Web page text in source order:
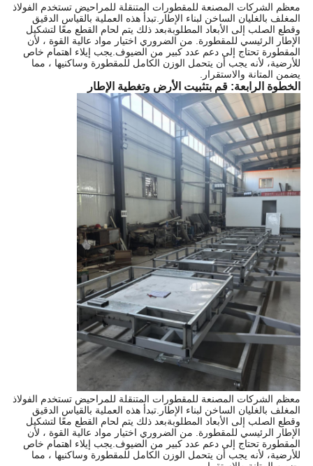
معظم الشركات المصنعة للمقطورات المتنقلة للمراحيض تستخدم الفولاذ
المغلف بالغليان الساخن لبناء الإطار.تبدأ هذه العملية بالقياس الدقيق
وقطع الصلب إلى الأبعاد المطلوبةبعد ذلك يتم لحام القطع معًا لتشكيل
الإطار الرئيسي للمقطورة. من الضروري اختيار مواد عالية القوة ، لأن
المقطورة تحتاج إلى دعم عدد كبير من الضيوف.يجب إيلاء اهتمام خاص
للأرضية، لأنه يجب أن يتحمل الوزن الكامل للمقطورة وساكنيها ، مما
يضمن المتانة والاستقرار.
الخطوة الرابعة: قم بتثبيت الأرض وتغطية الإطار
معظم الشركات المصنعة للمقطورات المتنقلة للمراحيض تستخدم الفولاذ
المغلف بالغليان الساخن لبناء الإطار.تبدأ هذه العملية بالقياس الدقيق
وقطع الصلب إلى الأبعاد المطلوبةبعد ذلك يتم لحام القطع معًا لتشكيل
الإطار الرئيسي للمقطورة. من الضروري اختيار مواد عالية القوة ، لأن
المقطورة تحتاج إلى دعم عدد كبير من الضيوف.يجب إيلاء اهتمام خاص
للأرضية، لأنه يجب أن يتحمل الوزن الكامل للمقطورة وساكنيها ، مما